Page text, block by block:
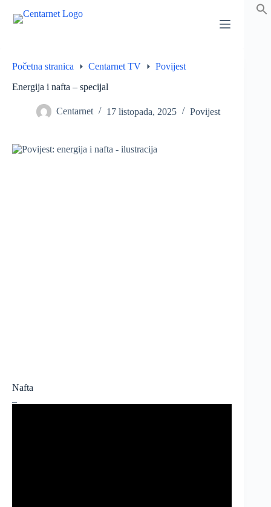
sadržaj
Početna stranica Centarnet TV
Povijest
Energija i nafta – specijal
Centarnet 17 listopada, 2025 Povijest
Nafta